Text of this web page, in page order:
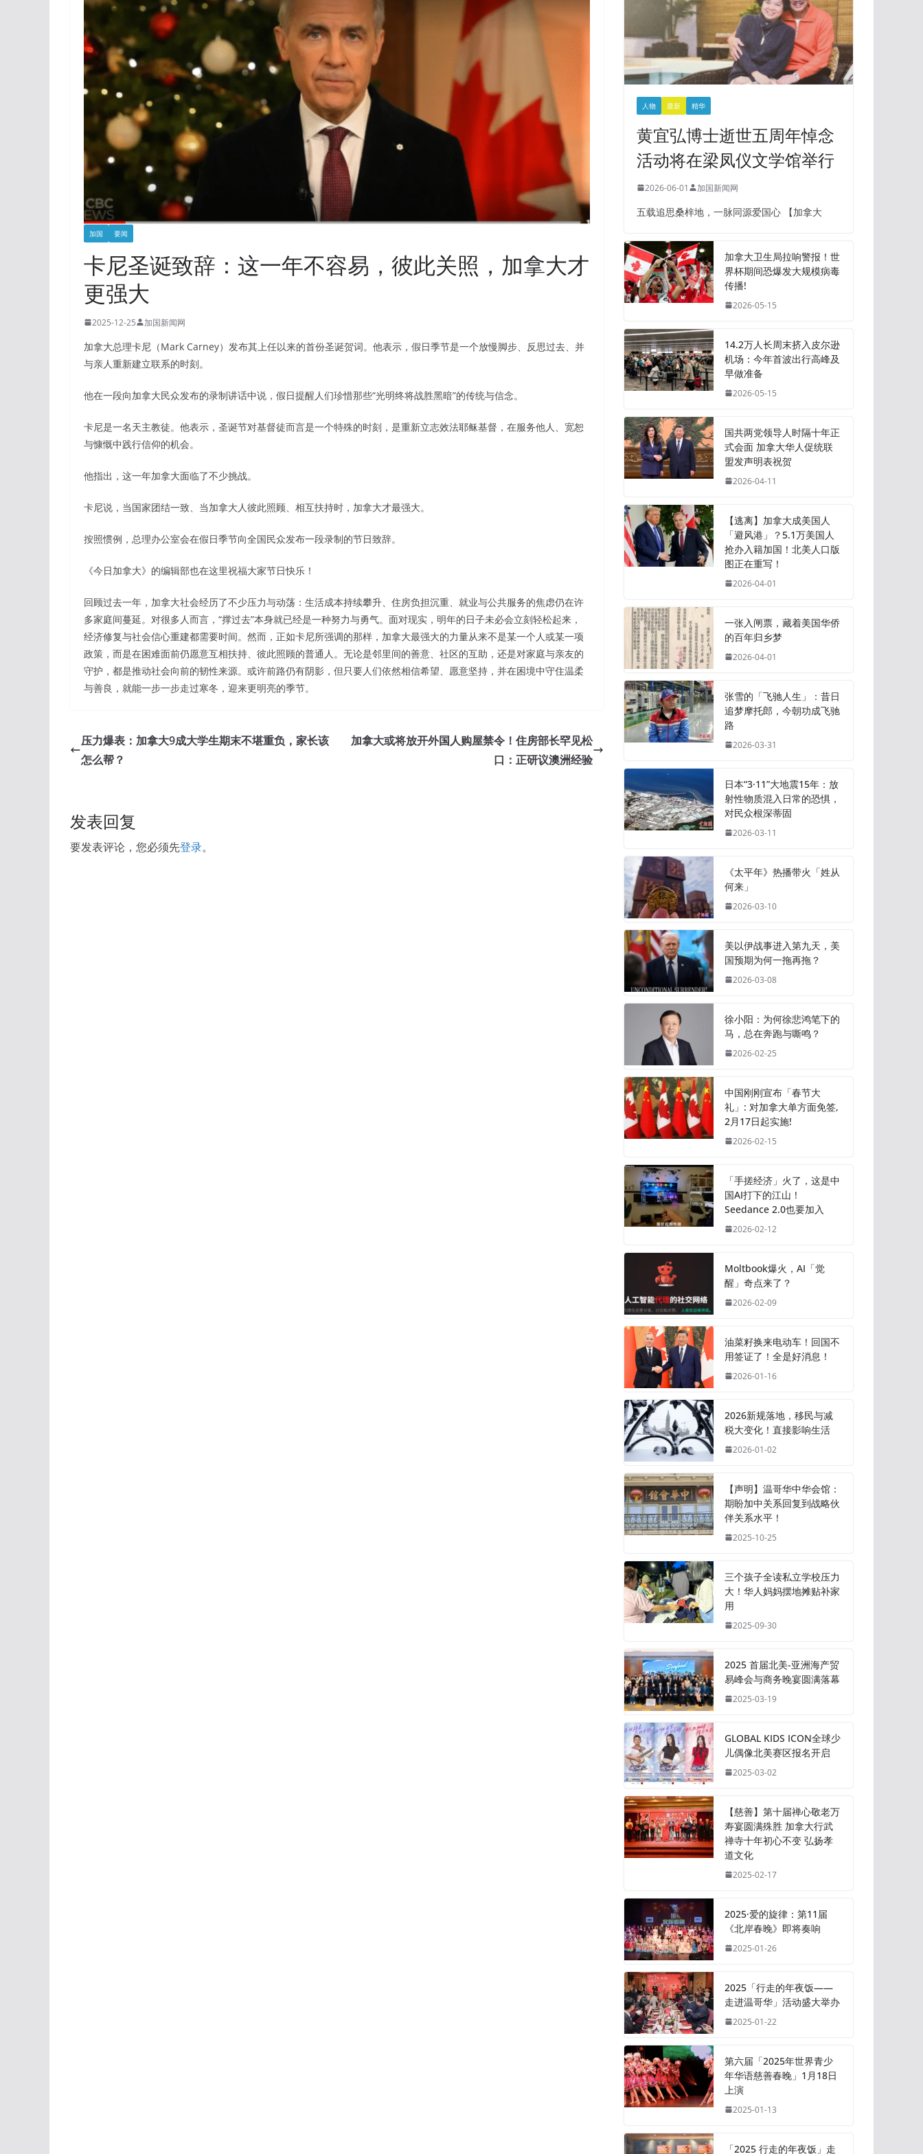
加国 要闻
卡尼圣诞致辞：这一年不容易，彼此关照，加拿大才
更强大
2025-12-25 加国新闻网
加拿大总理卡尼（Mark Carney）发布其上任以来的首份圣诞贺词。他表示，假日季节是一个放慢脚步、反思过去、并
与亲人重新建立联系的时刻。
他在一段向加拿大民众发布的录制讲话中说，假日提醒人们珍惜那些“光明终将战胜黑暗”的传统与信念。
卡尼是一名天主教徒。他表示，圣诞节对基督徒而言是一个特殊的时刻，是重新立志效法耶稣基督，在服务他人、宽恕
与慷慨中践行信仰的机会。
他指出，这一年加拿大面临了不少挑战。
卡尼说，当国家团结一致、当加拿大人彼此照顾、相互扶持时，加拿大才最强大。
按照惯例，总理办公室会在假日季节向全国民众发布一段录制的节日致辞。
《今日加拿大》的编辑部也在这里祝福大家节日快乐！
回顾过去一年，加拿大社会经历了不少压力与动荡：生活成本持续攀升、住房负担沉重、就业与公共服务的焦虑仍在许
多家庭间蔓延。对很多人而言，“撑过去”本身就已经是一种努力与勇气。面对现实，明年的日子未必会立刻轻松起来，
经济修复与社会信心重建都需要时间。然而，正如卡尼所强调的那样，加拿大最强大的力量从来不是某一个人或某一项
政策，而是在困难面前仍愿意互相扶持、彼此照顾的普通人。无论是邻里间的善意、社区的互助，还是对家庭与亲友的
守护，都是推动社会向前的韧性来源。或许前路仍有阴影，但只要人们依然相信希望、愿意坚持，并在困境中守住温柔
与善良，就能一步一步走过寒冬，迎来更明亮的季节。
压力爆表：加拿大9成大学生期末不堪重负，家长该
怎么帮？
加拿大或将放开外国人购屋禁令！住房部长罕见松
口：正研议澳洲经验
发表回复
要发表评论，您必须先登录。
人物 最新 精华
黄宜弘博士逝世五周年悼念
活动将在梁凤仪文学馆举行
2026-06-01 加国新闻网
五载追思桑梓地，一脉同源爱国心 【加拿大
加拿大卫生局拉响警报！世
界杯期间恐爆发大规模病毒
传播!
2026-05-15
14.2万人长周末挤入皮尔逊
机场：今年首波出行高峰及
早做准备
2026-05-15
国共两党领导人时隔十年正
式会面 加拿大华人促统联
盟发声明表祝贺
2026-04-11
【逃离】加拿大成美国人
「避风港」？5.1万美国人
抢办入籍加国！北美人口版
图正在重写！
2026-04-01
一张入闸票，藏着美国华侨
的百年归乡梦
2026-04-01
张雪的「飞驰人生」：昔日
追梦摩托郎，今朝功成飞驰
路
2026-03-31
日本“3·11”大地震15年：放
射性物质混入日常的恐惧，
对民众根深蒂固
2026-03-11
《太平年》热播带火「姓从
何来」
2026-03-10
美以伊战事进入第九天，美
国预期为何一拖再拖？
2026-03-08
徐小阳：为何徐悲鸿笔下的
马，总在奔跑与嘶鸣？
2026-02-25
中国刚刚宣布「春节大
礼」: 对加拿大单方面免签,
2月17日起实施!
2026-02-15
「手搓经济」火了，这是中
国AI打下的江山！
Seedance 2.0也要加入
2026-02-12
Moltbook爆火，AI「觉
醒」奇点来了？
2026-02-09
油菜籽换来电动车！回国不
用签证了！全是好消息！
2026-01-16
2026新规落地，移民与减
税大变化！直接影响生活
2026-01-02
【声明】温哥华中华会馆：
期盼加中关系回复到战略伙
伴关系水平！
2025-10-25
三个孩子全读私立学校压力
大！华人妈妈摆地摊贴补家
用
2025-09-30
2025 首届北美-亚洲海产贸
易峰会与商务晚宴圆满落幕
2025-03-19
GLOBAL KIDS ICON全球少
儿偶像北美赛区报名开启
2025-03-02
【慈善】第十届禅心敬老万
寿宴圆满殊胜 加拿大行武
禅寺十年初心不变 弘扬孝
道文化
2025-02-17
2025·爱的旋律：第11届
《北岸春晚》即将奏响
2025-01-26
2025「行走的年夜饭——
走进温哥华」活动盛大举办
2025-01-22
第六届「2025年世界青少
年华语慈善春晚」1月18日
上演
2025-01-13
「2025 行走的年夜饭」走